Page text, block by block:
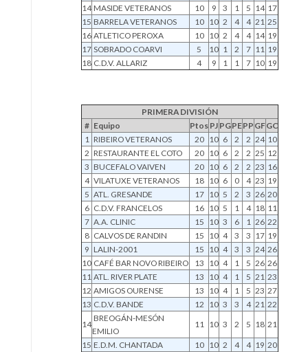
14 MASIDE VETERANOS 10 9 3 1 5 14 17
15 BARRELA VETERANOS 10 10 2 4 4 21 25
16 ATLETICO PEROXA 10 10 2 4 4 14 19
17 SOBRADO COARVI 5 10 1 2 7 11 19
18 C.D.V. ALLARIZ 4 9 1 1 7 10 19
PRIMERA DIVISIÓN
# Equipo Ptos PJ PGPEPP GFGC
1 RIBEIRO VETERANOS 20 10 6 2 2 24 10
2 RESTAURANTE EL COTO 20 10 6 2 2 25 12
3 BUCEFALO VAIVEN 20 10 6 2 2 23 16
4 VILATUXE VETERANOS 18 10 6 0 4 23 19
5 ATL. GRESANDE 17 10 5 2 3 26 20
6 C.D.V. FRANCELOS 16 10 5 1 4 18 11
7 A.A. CLINIC 15 10 3 6 1 26 22
8 CALVOS DE RANDIN 15 10 4 3 3 17 19
9 LALIN-2001 15 10 4 3 3 24 26
10 CAFÉ BAR NOVO RIBEIRO 13 10 4 1 5 26 26
11 ATL. RIVER PLATE 13 10 4 1 5 21 23
12 AMIGOS OURENSE 13 10 4 1 5 23 27
13 C.D.V. BANDE 12 10 3 3 4 21 22
14
BREOGÁN-MESÓN
EMILIO
11 10 3 2 5 18 21
15 E.D.M. CHANTADA 10 10 2 4 4 19 20